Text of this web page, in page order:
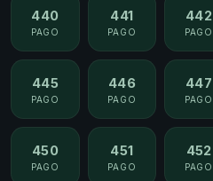
440
PAGO
441
PAGO
442
PAGO
445
PAGO
446
PAGO
447
PAGO
450
PAGO
451
PAGO
452
PAGO